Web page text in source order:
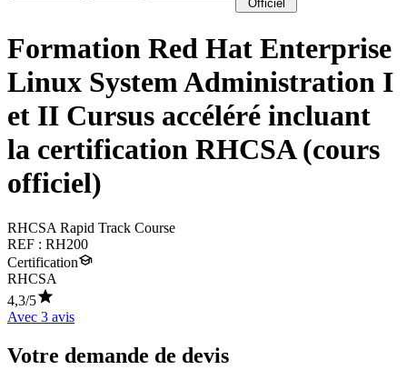
Officiel
Formation Red Hat Enterprise
Linux System Administration I
et II Cursus accéléré incluant
la certification RHCSA (cours
officiel)
RHCSA Rapid Track Course
REF : RH200
Certification
RHCSA
4,3/5
Avec 3 avis
Votre demande de devis